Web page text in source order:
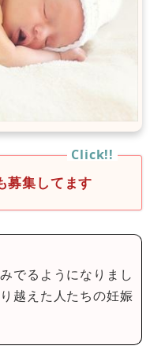
募集してます
でるようになりまし
越えた人たちの妊娠